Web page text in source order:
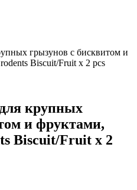
грызунов с бисквитом и
Biscuit/Fruit x 2 pcs
крупных
и фруктами,
Biscuit/Fruit x 2